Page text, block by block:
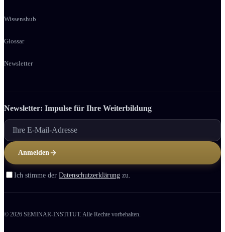
Wissenshub
Glossar
Newsletter
Newsletter: Impulse für Ihre Weiter­bildung
Anmelden
Ich stimme der Datenschutzerklärung zu.
© 2026 SEMINAR-INSTITUT. Alle Rechte vorbehalten.